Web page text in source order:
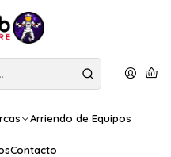
Arriendo de Equipos
Contacto